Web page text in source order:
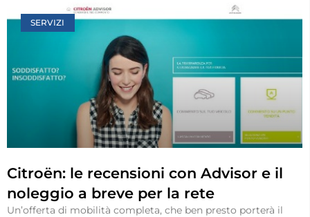
SERVIZI
Citroën: le recensioni con Advisor e il
noleggio a breve per la rete
Un’offerta di mobilità completa, che ben presto porterà il